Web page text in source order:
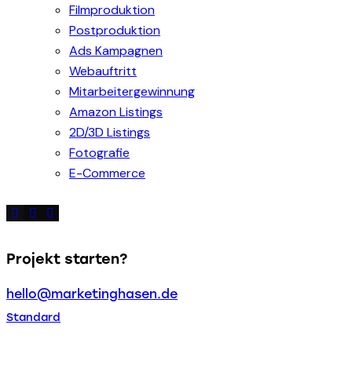
Filmproduktion
Postproduktion
Ads Kampagnen
Webauftritt
Mitarbeitergewinnung
Amazon Listings
2D/3D Listings
Fotografie
E-Commerce
Projekt starten?
hello@marketinghasen.de
Standard